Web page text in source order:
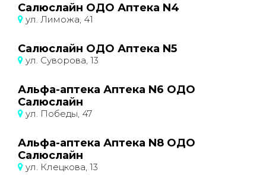
Салюслайн ОДО Аптека N4
ул. Лиможа, 41
Салюслайн ОДО Аптека N5
ул. Суворова, 13
Альфа-аптека Аптека N6 ОДО
Салюслайн
ул. Победы, 47
Альфа-аптека Аптека N8 ОДО
Салюслайн
ул. Клецкова, 13